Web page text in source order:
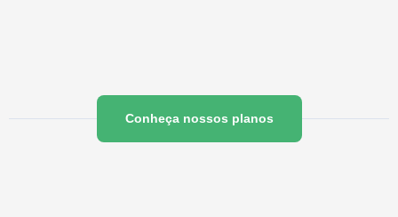
Conheça nossos planos